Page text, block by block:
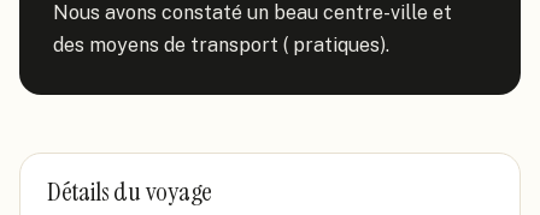
Nous avons constaté un beau centre-ville et
des moyens de transport ( pratiques).
Détails du voyage